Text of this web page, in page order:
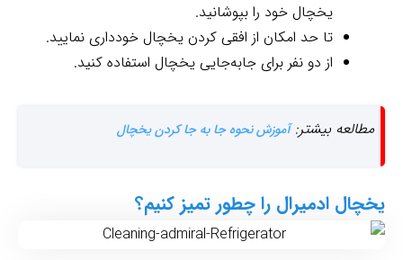
یخچال خود را بپوشانید.
تا حد امکان از افقی کردن یخچال خودداری نمایید.
از دو نفر برای جا‌به‌جایی یخچال استفاده کنید.
مطالعه بیشتر:آموزش نحوه جا به جا کردن یخچال
یخچال ادمیرال را چطور تمیز کنیم؟